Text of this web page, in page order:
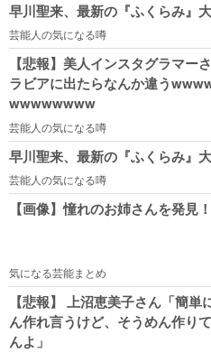
早川聖来、最新の『ふくらみ』
芸能人の気になる噂
【悲報】美人インスタグラマー
ラビアに出たらなんか違う
wwwwwwww
芸能人の気になる噂
早川聖来、最新の『ふくらみ』
芸能人の気になる噂
【画像】憧れのお姉さんを発見！
気になる芸能まとめ
【悲報】 上沼恵美子さん「簡単
ん作れ言うけど、そうめん作り
んよ」